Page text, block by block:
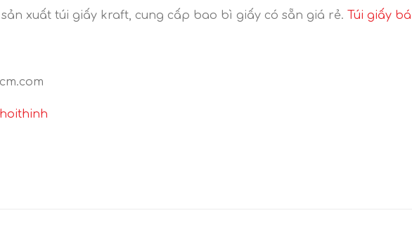
sản xuất túi giấy kraft, cung cấp bao bì giấy có sẵn giá rẻ. Túi giấy